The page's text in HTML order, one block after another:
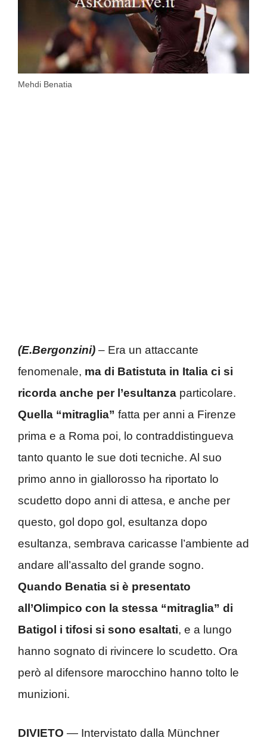
Mehdi Benatia
(E.Bergonzini) – Era un attaccante
fenomenale, ma di Batistuta in Italia ci si
ricorda anche per l’esultanza particolare.
Quella “mitraglia” fatta per anni a Firenze
prima e a Roma poi, lo contraddistingueva
tanto quanto le sue doti tecniche. Al suo
primo anno in giallorosso ha riportato lo
scudetto dopo anni di attesa, e anche per
questo, gol dopo gol, esultanza dopo
esultanza, sembrava caricasse l’ambiente ad
andare all’assalto del grande sogno.
Quando Benatia si è presentato
all’Olimpico con la stessa “mitraglia” di
Batigol i tifosi si sono esaltati, e a lungo
hanno sognato di rivincere lo scudetto. Ora
però al difensore marocchino hanno tolto le
munizioni.
DIVIETO — Intervistato dalla Münchner